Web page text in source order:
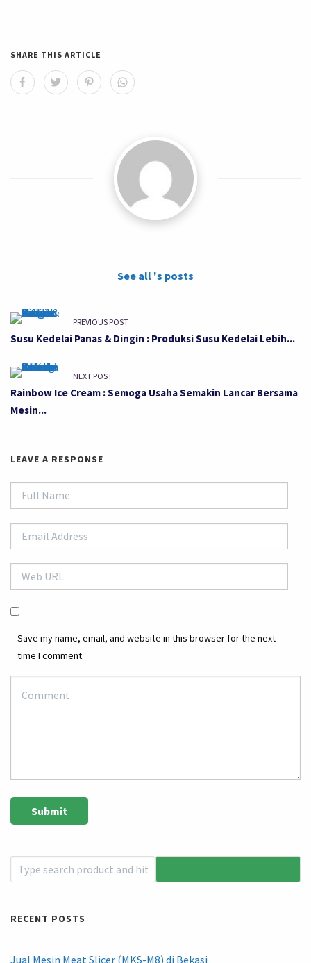
SHARE THIS ARTICLE
See all 's posts
PREVIOUS POST
Susu Kedelai Panas & Dingin : Produksi Susu Kedelai Lebih...
NEXT POST
Rainbow Ice Cream : Semoga Usaha Semakin Lancar Bersama
Mesin...
LEAVE A RESPONSE
Save my name, email, and website in this browser for the next
time I comment.
RECENT POSTS
Jual Mesin Meat Slicer (MKS-M8) di Bekasi